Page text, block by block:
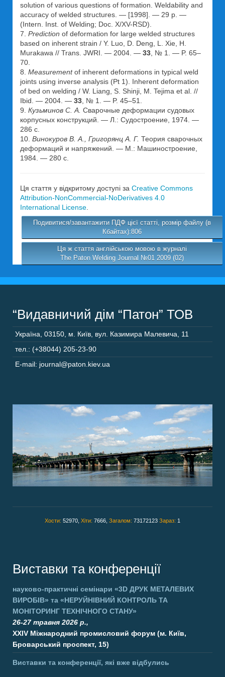
solution of various questions of formation. Weldability and
accuracy of welded structures. — [1998]. — 29 p. —
(Intern. Inst. of Welding; Doc. X/XV-RSD).
7. Prediction of deformation for large welded structures
based on inherent strain / Y. Luo, D. Deng, L. Xie, H.
Murakawa // Trans. JWRI. — 2004. — 33 , № 1. — P. 65–
70.
8. Measurementof inherent deformations in typical weld
joints using inverse analysis (Pt 1). Inherent deformation
of bed on welding / W. Liang, S. Shinji, M. Tejima et al. //
Ibid. — 2004. — 33 , № 1. — P. 45–51.
9. Кузьминов С. А. Сварочные деформации судовых
корпусных конструкций. — Л.: Судостроение, 1974. —
286 с.
10. Винокуров В. А., Григорянц А. Г. Теория сварочных
деформаций и напряжений. — М.: Машиностроение,
1984. — 280 с.
Ця стаття у відкритому доступі за Creative Commons
Attribution-NonCommercial-NoDerivatives 4.0
International License
Подивитися/завантажити ПДФ цієї статті, розмір файлу (в
Кбайтах):806
Ця ж стаття англійською мовою в журналі
The Paton Welding Journal №01 2009 (02)
“Видавничий дім “Патон” ТОВ
Україна 03150 м. Київ, вул. Казимира Малевича, 11
тел.: (+38044) 205-23-90
E-mail: journal@paton.kiev.ua
Хости: 52970, Хіти: 7666, Загалом: 73172123 Зараз: 1
Виставки та конференції
науково-практичні семінари «3D ДРУК МЕТАЛЕВИХ
ВИРОБІВ» та «НЕРУЙНІВНИЙ КОНТРОЛЬ ТА
МОНІТОРИНГ ТЕХНІЧНОГО СТАНУ»
26-27 травня 2026 р.,
XXIV Міжнародний промисловий форум (м. Київ,
Броварський проспект, 15)
Виставки та конференції, які вже відбулись